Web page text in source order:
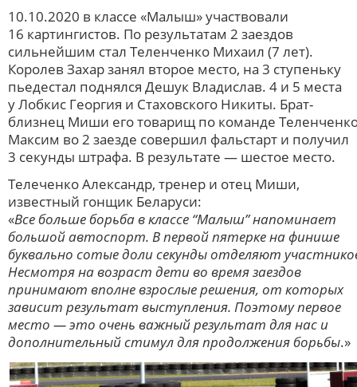
10.10.2020 в классе «Малыш» участвовали
16 картингистов. По результатам 2 заездов
сильнейшим стал Теленченко Михаил (7 лет).
Королев Захар занял второе место, на 3 ступеньку
пьедестал поднялся Дешук Владислав. 4 и 5 места
у Лобкис Георгия и Стаховского Никиты. Брат-
близнец Миши его товарищ по команде
Максим во 2 заезде совершил фальстарт и получил
3 секунды штрафа. В результате — шестое место.
Телеченко Александр, тренер и отец Миши,
известный гонщик Беларуси:
«Все больше борьба в классе “Малыш” напоминает
большой автоспорт. В первой пятерке на финише
буквально сотые доли секунды отделяют
Несмотря на возраст дети во время заездов
принимают вполне взрослые решения, от которых
зависит результат выступления. Поэтому первое
место — это очень важный результат для нас и
дополнительный стимул для продолжения борьбы.»